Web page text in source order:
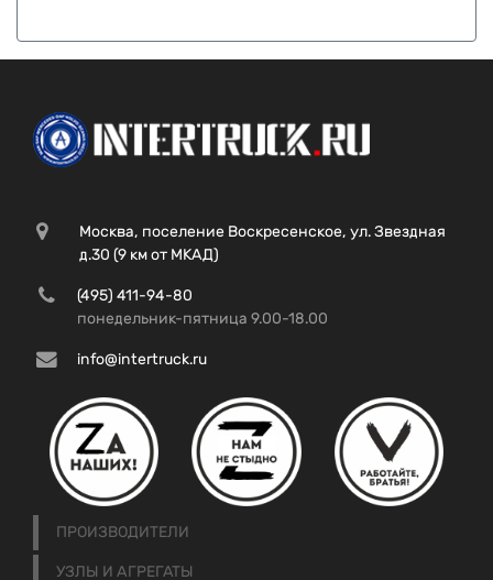
Москва, поселение Воскресенское, ул. Звездная
д.30 (9 км от МКАД)
(495) 411-94-80
понедельник-пятница 9.00-18.00
info@intertruck.ru
ПРОИЗВОДИТЕЛИ
УЗЛЫ И АГРЕГАТЫ